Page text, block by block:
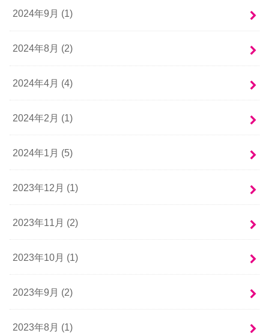
2024年9月 (1)
2024年8月 (2)
2024年4月 (4)
2024年2月 (1)
2024年1月 (5)
2023年12月 (1)
2023年11月 (2)
2023年10月 (1)
2023年9月 (2)
2023年8月 (1)